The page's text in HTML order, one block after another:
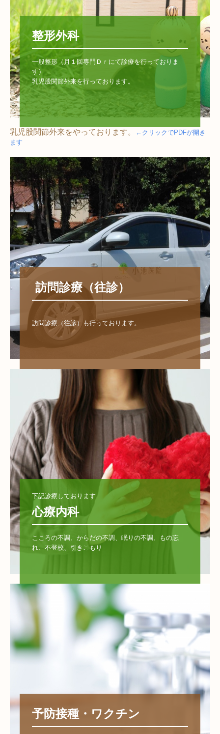
整形外科
一般整形（月１回専門Ｄｒにて診療を行っておりま
す）
乳児股関節外来を行っております。
乳児股関節外来をやっております。
←クリックでPDFが開き
ます
訪問診療（往診）
訪問診療（往診）も行っております。
下記診療しております
心療内科
こころの不調、からだの不調、眠りの不調、もの忘
れ、不登校、引きこもり
予防接種・ワクチン